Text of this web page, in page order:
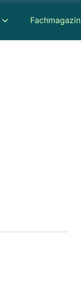
Fachmagazin